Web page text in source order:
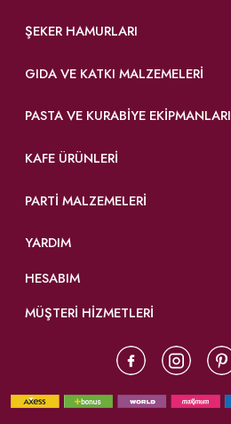
ŞEKER HAMURLARI
GIDA VE KATKI MALZEMELERI
PASTA VE KURABIYE EKIPMANLARI
KAFE ÜRÜNLERI
PARTI MALZEMELERI
YARDIM
HESABIM
MÜŞTERİ HİZMETLERİ